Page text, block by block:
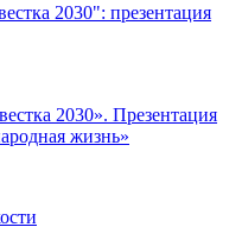
2030": презентация
2030». Презентация
жизнь»